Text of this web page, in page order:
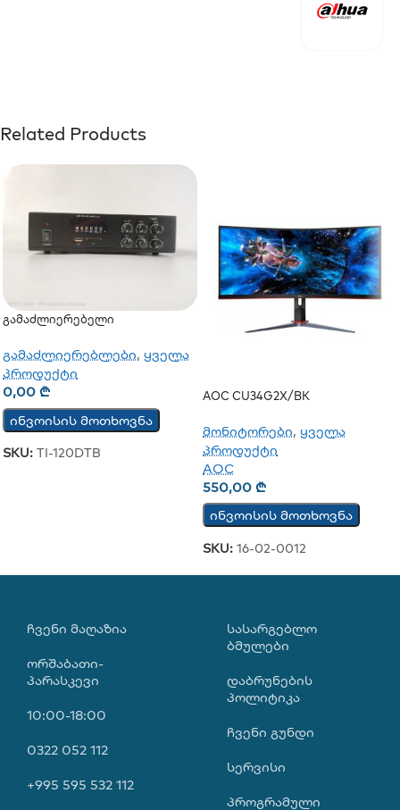
Related Products
Გამაძლიერებელი
გამაძლიერებლები, ყველა
პროდუქტი
0,00 ₾
ინვოისის მოთხოვნა
SKU: TI-120DTB
AOC CU34G2X/BK
მონიტორები, ყველა
პროდუქტი
AOC
550,00 ₾
ინვოისის მოთხოვნა
SKU: 16-02-0012
ᲩᲕᲔᲜᲘ ᲛᲐᲦᲐᲖᲘᲐ
ორშაბათი-
პარასკევი
10:00-18:00
0322 052 112
+995 595 532 112
ᲡᲐᲡᲐᲠᲒᲔᲑᲚᲝ
ᲑᲛᲣᲚᲔᲑᲘ
დაბრუნების
პოლიტიკა
ჩვენი გუნდი
სერვისი
პროგრამული